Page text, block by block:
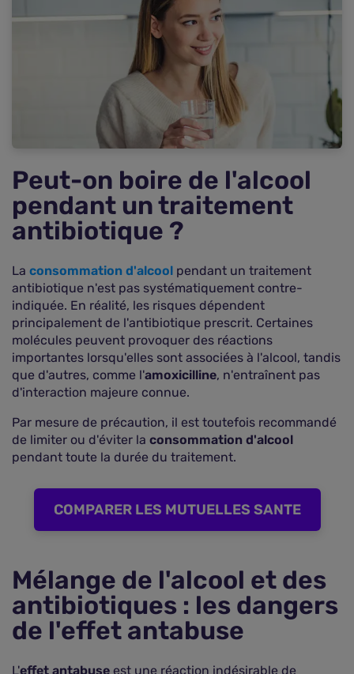
dangers de l'effet antabuse
L'alcool réduit-il l'efficacité des antibiotiques ?
Quel est le remboursement des antibiotiques
selon les différents régimes ?
Vos questions fréquentes sur les antibiotiques et
Peut-on boire de l'alcool
pendant un traitement
antibiotique ?
La consommation d'alcool pendant un traitement
antibiotique n'est pas systématiquement contre-
indiquée. En réalité, les risques dépendent
principalement de l'antibiotique prescrit. Certaines
molécules peuvent provoquer des réactions
importantes lorsqu'elles sont associées à l'alcool, tandis
que d'autres, comme l'amoxicilline, n'entraînent pas
d'interaction majeure connue.
Par mesure de précaution, il est toutefois recommandé
de limiter ou d'éviter la consommation d'alcool
pendant toute la durée du traitement.
COMPARER LES MUTUELLES SANTE
Mélange de l'alcool et des
antibiotiques : les dangers
de l'effet antabuse
L'effet antabuse est une réaction indésirable de